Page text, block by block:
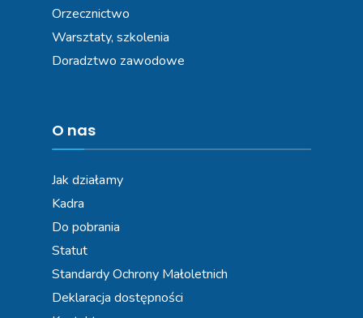
Orzecznictwo
Warsztaty, szkolenia
Doradztwo zawodowe
O nas
Jak działamy
Kadra
Do pobrania
Statut
Standardy Ochrony Małoletnich
Deklaracja dostępności